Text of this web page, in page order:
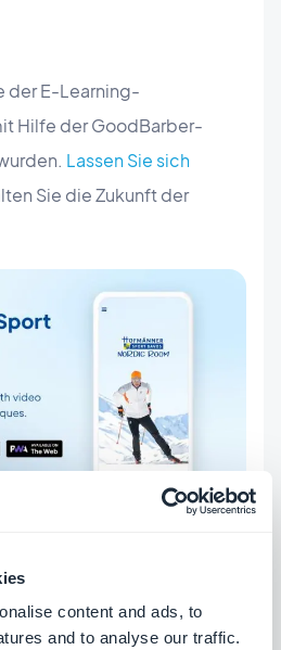
content and ads, to
and to analyse our traffic.
der E-Learning-
Hilfe der GoodBarber-
Lassen Sie sich
Sie die Zukunft der
Google Play